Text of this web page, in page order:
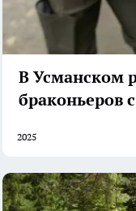
В Усманском
браконьеров
2025